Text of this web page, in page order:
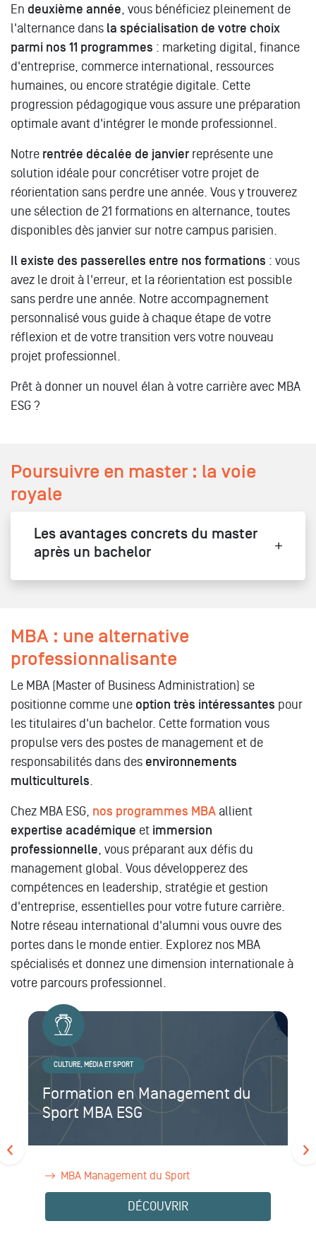
En deuxième année , vous bénéficiez pleinement de
l'alternance dans la spécialisation de votre choix
parmi nos 11 programmes : marketing digital, finance
d'entreprise, commerce international, ressources
humaines, ou encore stratégie digitale. Cette
progression pédagogique vous assure une préparation
optimale avant d'intégrer le monde professionnel.
Notre rentrée décalée de janvier représente une
solution idéale pour concrétiser votre projet de
réorientation sans perdre une année. Vous y trouverez
une sélection de 21 formations en alternance, toutes
disponibles dès janvier sur notre campus parisien.
Il existe des passerelles entre nos formations : vous
avez le droit à l'erreur, et la réorientation est possible
sans perdre une année. Notre accompagnement
personnalisé vous guide à chaque étape de votre
réflexion et de votre transition vers votre nouveau
projet professionnel.
Prêt à donner un nouvel élan à votre carrière avec MBA
ESG ?
Poursuivre en master : la voie
royale
Les avantages concrets du master
après un bachelor
MBA : une alternative
professionnalisante
Le MBA (Master of Business Administration) se
positionne comme une option très intéressantes pour
les titulaires d'un bachelor. Cette formation vous
propulse vers des postes de management et de
responsabilités dans des environnements
multiculturels
Chez MBA ESG, nos programmes MBA allient
expertise académique et immersion
professionnelle , vous préparant aux défis du
management global. Vous développerez des
compétences en leadership, stratégie et gestion
d'entreprise, essentielles pour votre future carrière.
Notre réseau international d'alumni vous ouvre des
portes dans le monde entier. Explorez nos MBA
spécialisés et donnez une dimension internationale à
votre parcours professionnel.
CULTURE, MÉDIA ET SPORT
Formation en Management du
Sport MBA ESG
MBA Management du Sport
DÉCOUVRIR